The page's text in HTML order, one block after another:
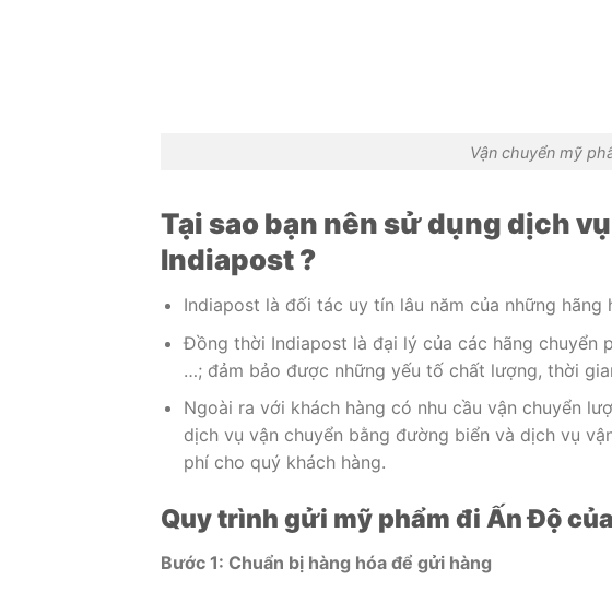
Vận chuyển mỹ
Tại sao bạn nên sử dụngdịch
Indiapost ?
Indiapost là đối tác uy tín lâu năm của những hãng
Đồng thời Indiapost là đại lý của các hãng chuyển
…; đảm bảo được những yếu tố chất lượng, thời
Ngoài ra với khách hàng có nhu cầu vận chuyển
dịch vụ vận chuyển bằng đường biển và dịch vụ
phí cho quý khách hàng.
Quy trình gửi mỹ phẩm đi Ấn Độ
Bước 1: Chuẩn bị hàng hóa để gửi hàng